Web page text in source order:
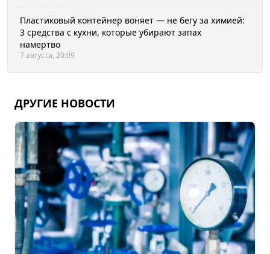
Пластиковый контейнер воняет — не бегу за химией:
3 средства с кухни, которые убирают запах
намертво
7 августа, 20:09
ДРУГИЕ НОВОСТИ